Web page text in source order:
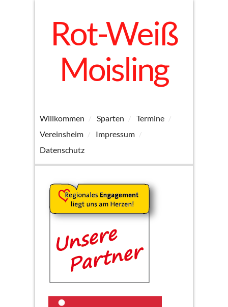
Rot-Weiß
Moisling
Willkommen Sparten
Termine
Vereinsheim
Impressum
Datenschutz